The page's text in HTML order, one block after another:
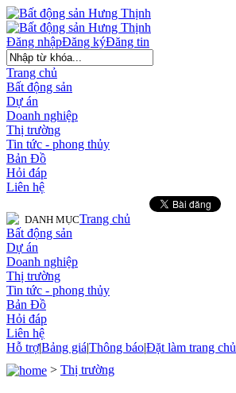
Đăng ký
Đăng nhập Đăng tin
Trang chủ
Bất động sản
Dự án
Doanh nghiệp
Thị trường
Tin tức - phong thủy
Bản Đồ
Hỏi đáp
Liên hệ
DANH MỤCTrang chủ
Bất động sản
Dự án
Doanh nghiệp
Thị trường
Tin tức - phong thủy
Bản Đồ
Hỏi đáp
Liên hệ
Hỗ trợ|Bảng giá|Thông báo|Đặt làm trang chủ
> Thị trường